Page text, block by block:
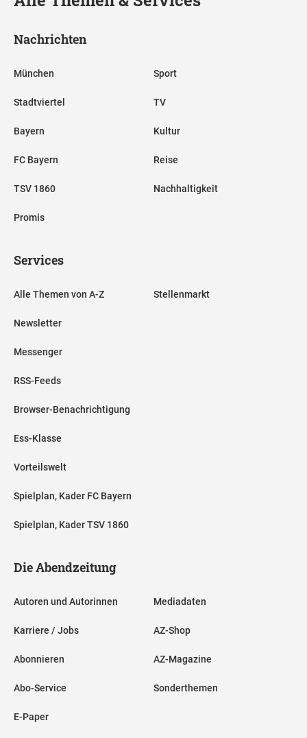
Nachrichten
München
Stadtviertel
Bayern
FC Bayern
TSV 1860
Promis
Sport
TV
Kultur
Reise
Nachhaltigkeit
Services
Alle Themen von A-Z
Newsletter
Messenger
RSS-Feeds
Browser-Benachrichtigung
Ess-Klasse
Vorteilswelt
Spielplan, Kader FC Bayern
Spielplan, Kader TSV 1860
Stellenmarkt
Die Abendzeitung
Autoren und Autorinnen
Karriere / Jobs
Abonnieren
Abo-Service
E-Paper
Mediadaten
AZ-Shop
AZ-Magazine
Sonderthemen